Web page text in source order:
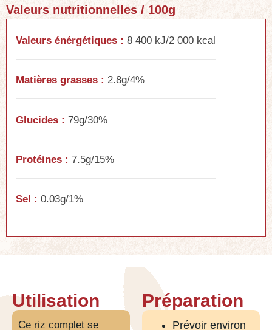
Valeurs nutritionnelles / 100g
Valeurs énérgétiques : 8 400 kJ/2 000 kcal
Matières grasses : 2.8g/4%
Glucides : 79g/30%
Protéines : 7.5g/15%
Sel : 0.03g/1%
Utilisation
Ce riz complet se
Préparation
Prévoir environ